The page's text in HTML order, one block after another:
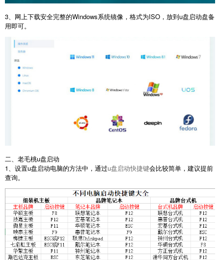
3、网上下载安全完整的Windows系统镜像，格式为ISO，放到u盘启动盘备
用即可。
二、老毛桃u盘启动
1、设置u盘启动电脑的方法中，通过u盘启动快捷键会比较简单，建议提前
查询。